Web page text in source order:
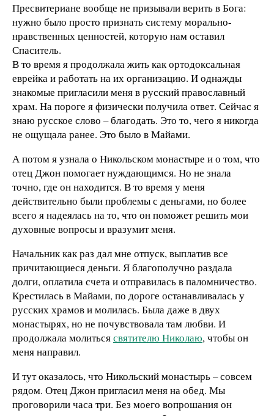
Пресвитериане вообще не призывали верить в Бога:
нужно было просто признать систему морально-
нравственных ценностей, которую нам оставил
Спаситель.
В то время я продолжала жить как ортодоксальная
еврейка и работать на их организацию. И однажды
знакомые пригласили меня в русский православный
храм. На пороге я физически получила ответ. Сейчас я
знаю русское слово – благодать. Это то, чего я никогда
не ощущала ранее. Это было в Майами.
А потом я узнала о Никольском монастыре и о том, что
отец Джон помогает нуждающимся. Но не знала
точно, где он находится. В то время у меня
действительно были проблемы с деньгами, но более
всего я надеялась на то, что он поможет решить мои
духовные вопросы и вразумит меня.
Начальник как раз дал мне отпуск, выплатив все
причитающиеся деньги. Я благополучно раздала
долги, оплатила счета и отправилась в паломничество.
Крестилась в Майами, по дороге останавливалась у
русских храмов и молилась. Была даже в двух
монастырях, но не почувствовала там любви. И
продолжала молитьсясвятителю Николаю, чтобы он
меня направил.
И тут оказалось, что Никольский монастырь – совсем
рядом. Отец Джон пригласил меня на обед. Мы
проговорили часа три. Без моего вопрошания он